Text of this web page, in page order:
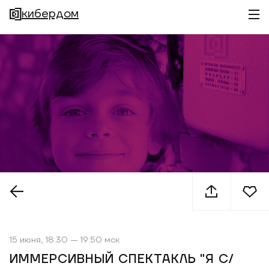
кибердом
15 июня, 18:30 — 19:50 мск
ИММЕРСИВНЫЙ СПЕКТАКЛЬ "Я С/